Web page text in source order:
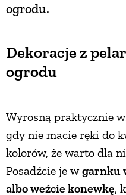
ogrodu.
Dekoracje z
ogrodu
Wyrosną praktycznie
gdy nie macie ręki do
kolorów, że warto dla
Posadźcie je wgarnku
albo weźcie konewkę,